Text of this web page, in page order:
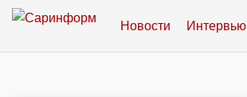
Новости Интервью